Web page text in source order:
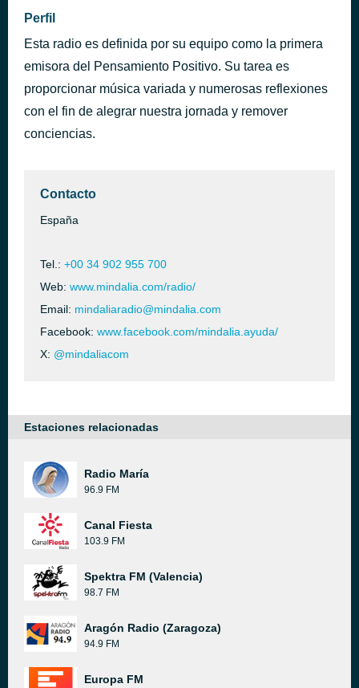
Perfil
Esta radio es definida por su equipo como la primera
emisora del Pensamiento Positivo. Su tarea es
proporcionar música variada y numerosas reflexiones
con el fin de alegrar nuestra jornada y remover
conciencias.
Contacto
España
Tel.: +00 34 902 955 700
Web: www.mindalia.com/radio/
Email: mindaliaradio@mindalia.com
Facebook: www.facebook.com/mindalia.ayuda/
X: @mindaliacom
Estaciones relacionadas
Radio María
96.9 FM
Canal Fiesta
103.9 FM
Spektra FM (Valencia)
98.7 FM
Aragón Radio (Zaragoza)
94.9 FM
Europa FM